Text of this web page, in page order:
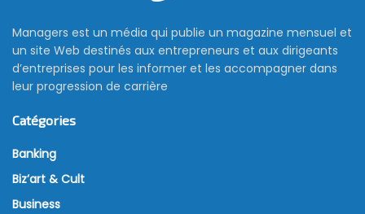
Managers est un média qui publie un magazine mensuel et
un site Web destinés aux entrepreneurs et aux dirigeants
d’entreprises pour les informer et les accompagner dans
leur progression de carrière
Catégories
Banking
Biz’art & Cult
Business